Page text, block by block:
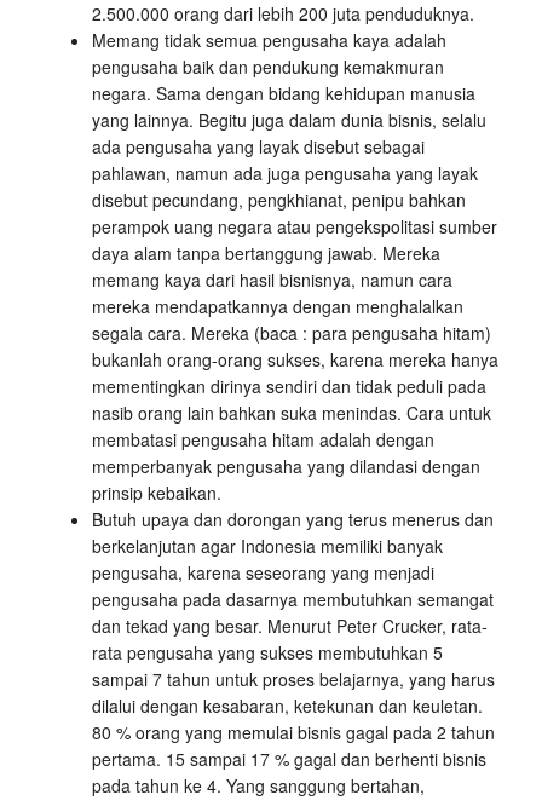
2.500.000 orang dari lebih 200 juta penduduknya.
Memang tidak semua pengusaha kaya adalah
pengusaha baik dan pendukung kemakmuran
negara. Sama dengan bidang kehidupan manusia
yang lainnya. Begitu juga dalam dunia bisnis, selalu
ada pengusaha yang layak disebut sebagai
pahlawan, namun ada juga pengusaha yang layak
disebut pecundang, pengkhianat, penipu bahkan
perampok uang negara atau pengekspolitasi sumber
daya alam tanpa bertanggung jawab. Mereka
memang kaya dari hasil bisnisnya, namun cara
mereka mendapatkannya dengan menghalalkan
segala cara. Mereka (baca : para pengusaha hitam)
bukanlah orang-orang sukses, karena mereka hanya
mementingkan dirinya sendiri dan tidak peduli pada
nasib orang lain bahkan suka menindas. Cara untuk
membatasi pengusaha hitam adalah dengan
memperbanyak pengusaha yang dilandasi dengan
prinsip kebaikan.
Butuh upaya dan dorongan yang terus menerus dan
berkelanjutan agar Indonesia memiliki banyak
pengusaha, karena seseorang yang menjadi
pengusaha pada dasarnya membutuhkan semangat
dan tekad yang besar. Menurut Peter Crucker, rata-
rata pengusaha yang sukses membutuhkan 5
sampai 7 tahun untuk proses belajarnya, yang harus
dilalui dengan kesabaran, ketekunan dan keuletan.
80 % orang yang memulai bisnis gagal pada 2 tahun
pertama. 15 sampai 17 % gagal dan berhenti bisnis
pada tahun ke 4. Yang sanggung bertahan,